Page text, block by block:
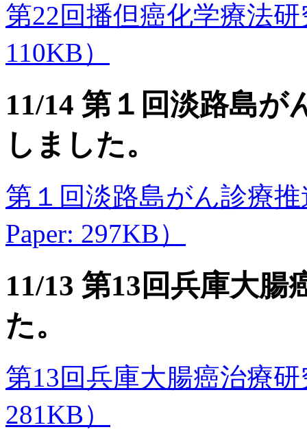
第22回播但癌化学療法研
110KB）
11/14 第１回淡路島が
しました。
第１回淡路島がん診療
Paper: 297KB）
11/13 第13回兵庫大
た。
第13回兵庫大腸癌治療研
281KB）